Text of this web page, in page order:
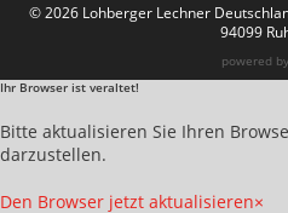
© 2026 Lohberger Lechner
94099
powered by
Ihr Browser ist veraltet!
Bitte aktualisieren Sie Ihren
darzustellen.
Den Browser jetzt aktualisieren×